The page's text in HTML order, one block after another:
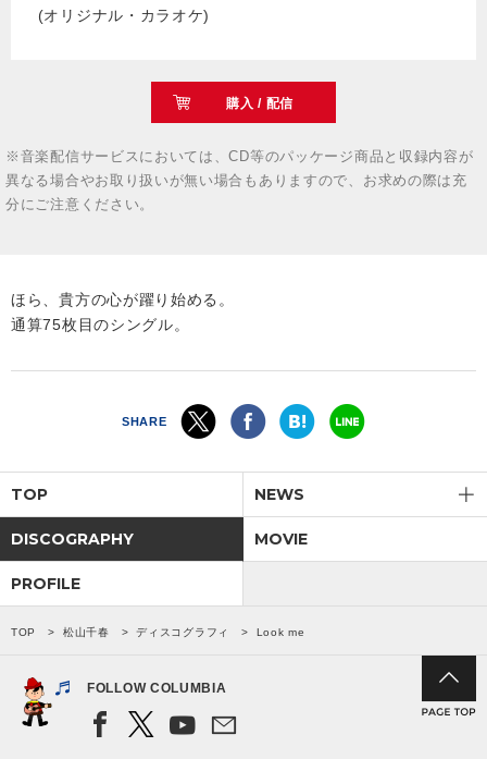
(オリジナル・カラオケ)
購入 / 配信
※音楽配信サービスにおいては、CD等のパッケージ商品と収録内容が
異なる場合やお取り扱いが無い場合もありますので、お求めの際は充
分にご注意ください。
ほら、貴方の心が躍り始める。
通算75枚目のシングル。
SHARE
TOP NEWS
DISCOGRAPHY MOVIE
PROFILE
TOP 松山千春 ディスコグラフィ Look me
FOLLOW COLUMBIA